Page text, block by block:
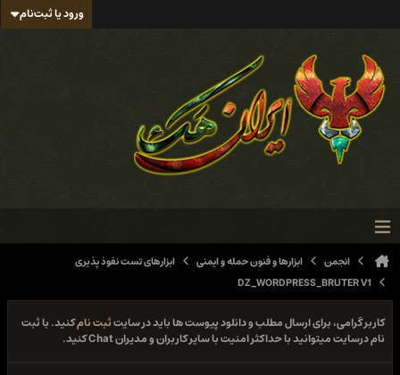
ورود یا ثبت‌نام
انجمن ابزارها و فنون حمله و ایمنی
ابزارهای تست نفوذ پذیری
DZ_WORDPRESS_BRUTER V1
کاربر گرامی، برای ارسال مطلب و دانلود پیوست ها باید در سایتثبت نامکنید. با ثبت
نام درسایت میتوانید با حداکثر امنیت با سایر کاربران و مدیران Chat کنید.